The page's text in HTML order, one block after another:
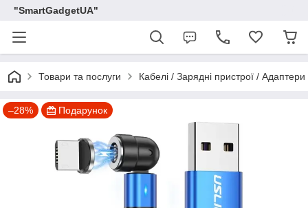
"SmartGadgetUA"
Товари та послуги Кабелі / Зарядні пристрої /
–28% Подарунок